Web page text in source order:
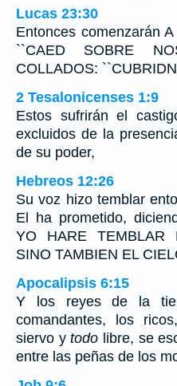
Lucas 23:30
Entonces comenzarán
``CAED SOBRE
COLLADOS:
2 Tesalonicenses 1:9
Estos sufrirán el
excluidos de la
de su poder,
Hebreos 12:26
Su voz hizo temblar
El ha prometido,
YO HARE TEMBLAR
SINO TAMBIEN EL
Apocalipsis 6:15
Y los reyes de la
comandantes, los
siervo ytodo libre, se
entre las peñas de los